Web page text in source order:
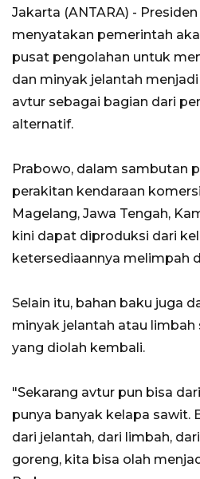
Jakarta (ANTARA) -
menyatakan pemerintah
pusat pengolahan untuk
dan minyak jelantah
avtur sebagai bagian dari
alternatif.
Prabowo, dalam sambutan
perakitan kendaraan
Magelang, Jawa Tengah,
kini dapat diproduksi dari
ketersediaannya melimpah
Selain itu, bahan baku juga
minyak jelantah atau limbah
yang diolah kembali.
"Sekarang avtur pun bisa
punya banyak kelapa sawit.
dari jelantah, dari limbah,
goreng, kita bisa olah